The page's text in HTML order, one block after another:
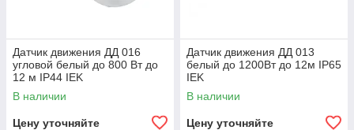
Датчик движения ДД 016
угловой белый до 800 Вт до
12 м IP44 IEK
В наличии
Цену уточняйте
Датчик движения ДД 013
белый до 1200Вт до 12м IP65
IEK
В наличии
Цену уточняйте